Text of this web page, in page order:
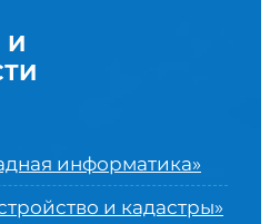
И
информатика»
и кадастры»